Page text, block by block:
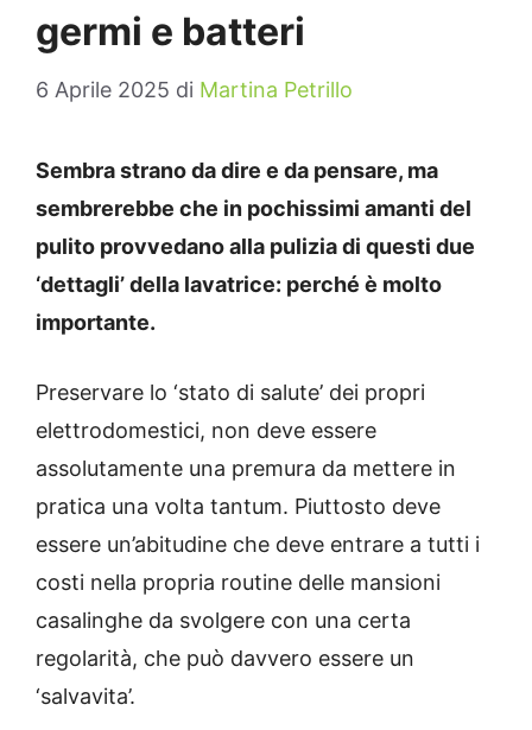
germi e batteri
6 Aprile 2025 di Martina Petrillo
Sembra strano da dire e da pensare, ma
sembrerebbe che in pochissimi amanti del
pulito provvedano alla pulizia di questi due
‘dettagli’ della lavatrice: perché è molto
importante.
Preservare lo ‘stato di salute’ dei propri
elettrodomestici, non deve essere
assolutamente una premura da mettere in
pratica una volta tantum. Piuttosto deve
essere un’abitudine che deve entrare a tutti i
costi nella propria routine delle mansioni
casalinghe da svolgere con una certa
regolarità, che può davvero essere un
‘salvavita’.